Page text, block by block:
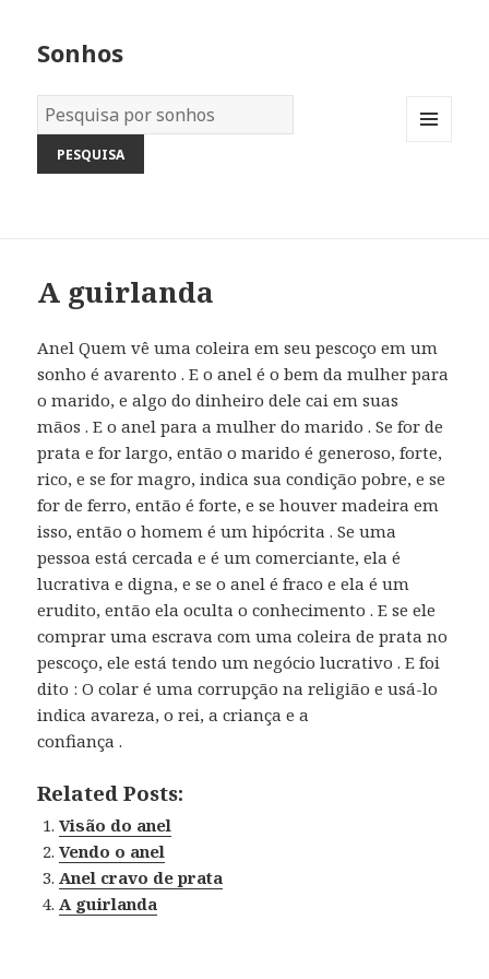
Sonhos
Dicionário
dos
Sonhos:
A guirlanda
Anel Quem vê uma coleira em seu pescoço em um
sonho é avarento . E o anel é o bem da mulher para
o marido, e algo do dinheiro dele cai em suas
mãos . E o anel para a mulher do marido . Se for de
prata e for largo, então o marido é generoso, forte,
rico, e se for magro, indica sua condição pobre, e se
for de ferro, então é forte, e se houver madeira em
isso, então o homem é um hipócrita . Se uma
pessoa está cercada e é um comerciante, ela é
lucrativa e digna, e se o anel é fraco e ela é um
erudito, então ela oculta o conhecimento . E se ele
comprar uma escrava com uma coleira de prata no
pescoço, ele está tendo um negócio lucrativo . E foi
dito : O colar é uma corrupção na religião e usá-lo
indica avareza, o rei, a criança e a
confiança .
Related Posts:
Visão do anel
Vendo o anel
Anel cravo de prata
A guirlanda